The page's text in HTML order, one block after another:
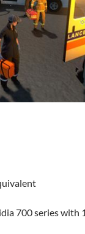
700 series with